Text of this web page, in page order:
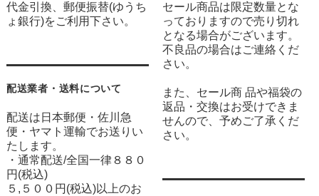
代金引換、郵便振替(ゆうち
ょ銀行)をご利用下さい。
配送業者・送料について
配送は日本郵便・佐川急
便・ヤマト運輸でお送りい
たします。
・通常配送/全国一律８８０
円(税込)
５,５００円(税込)以上のお
セール商品は限定数量とな
っておりますので売り切れ
となる場合がございます。
不良品の場合はご連絡くだ
さい。
また、セール商 品や福袋の
返品・交換はお受けできま
せんので、予めご了承くだ
さい。